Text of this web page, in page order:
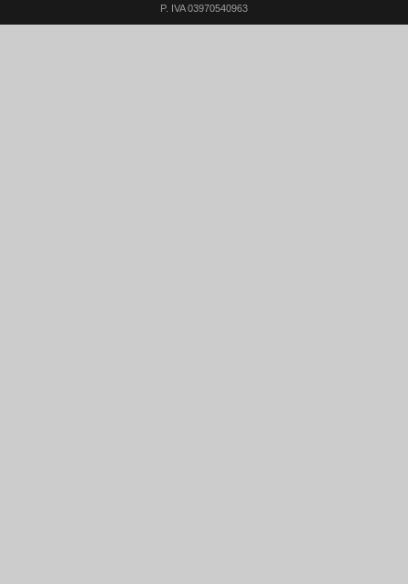
P. IVA 03970540963